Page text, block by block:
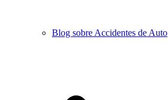
Blog sobre Accidentes de Auto